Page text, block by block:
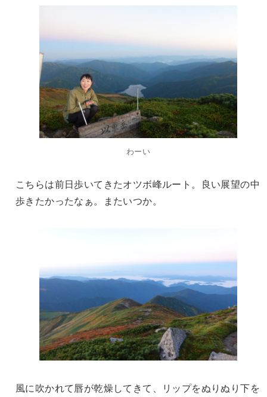
わーい
こちらは前日歩いてきたオツボ峰ルート。良い展望の中
歩きたかったなぁ。またいつか。
風に吹かれて唇が乾燥してきて、リップをぬりぬり下を